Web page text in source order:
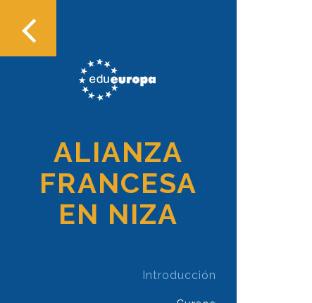
ALIANZA
FRANCESA
EN NIZA
Introducción